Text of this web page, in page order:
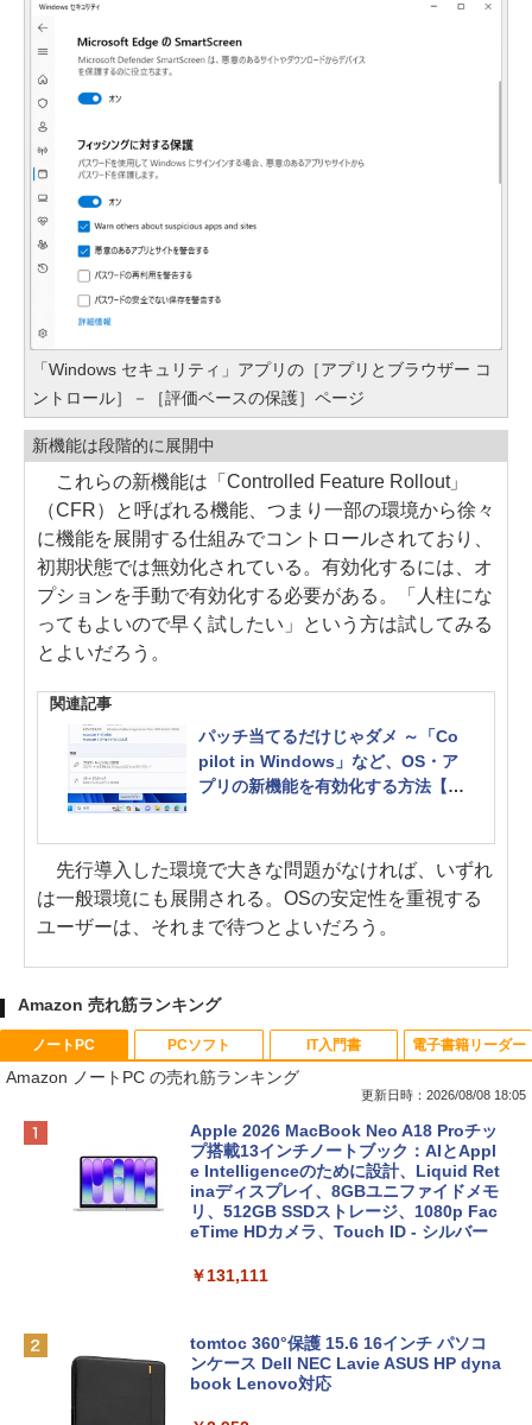
「Windows セキュリティ」アプリの［アプリとブラウザー コ
ントロール］－［評価ベースの保護］ページ
新機能は段階的に展開中
これらの新機能は「Controlled Feature Rollout」
（CFR）と呼ばれる機能、つまり一部の環境から徐々
に機能を展開する仕組みでコントロールされており、
初期状態では無効化されている。有効化するには、オ
プションを手動で有効化する必要がある。「人柱にな
ってもよいので早く試したい」という方は試してみる
とよいだろう。
関連記事
パッチ当てるだけじゃダメ ～「Co
pilot in Windows」など、OS・ア
プリの新機能を有効化する方法【1
先行導入した環境で大きな問題がなければ、いずれ
は一般環境にも展開される。OSの安定性を重視する
ユーザーは、それまで待つとよいだろう。
Amazon 売れ筋ランキング
ノートPC
Amazon ノートPC の売れ筋ランキング
更新日時：2026/08/08 18:05
Apple 2026 MacBook Neo A18 Proチッ
プ搭載13インチノートブック：AIとAppl
e Intelligenceのために設計、Liquid Ret
inaディスプレイ、8GBユニファイドメモ
リ、512GB SSDストレージ、1080p Fac
eTime HDカメラ、Touch ID - シルバー
￥131,111
tomtoc 360°保護 15.6 16インチ パソコ
ンケース Dell NEC Lavie ASUS HP dyna
book Lenovo対応
PCソフト IT入門書 電子書籍リーダー